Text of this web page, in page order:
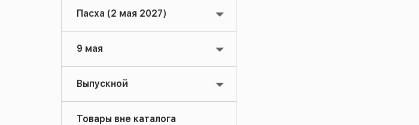
Пасха (2 мая 2027)
9 мая
Выпускной
Товары вне каталога